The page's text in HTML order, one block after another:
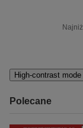
High-contrast mode
Polecane